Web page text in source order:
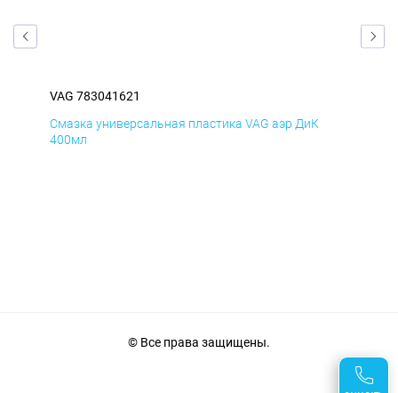
VAG 783041621
Смазка универсальная пластика VAG аэр ДиК
400мл
© Все права защищены.